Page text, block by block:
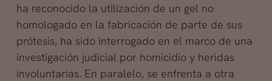
ha reconocido la utilización de un gel no
homologado en la fabricación de parte de sus
prótesis, ha sido interrogado en el marco de una
investigación judicial por homicidio y heridas
involuntarias. En paralelo, se enfrenta a otra